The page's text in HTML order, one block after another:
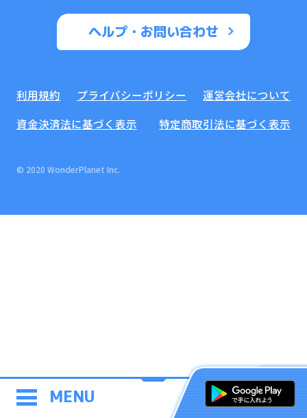
MENU
ヘルプ・お問い合わせ
利用規約 プライバシーポリシー
運営会社について
資金決済法に基づく表示
特定商取引法に基づく表示
© 2020 WonderPlanet Inc.